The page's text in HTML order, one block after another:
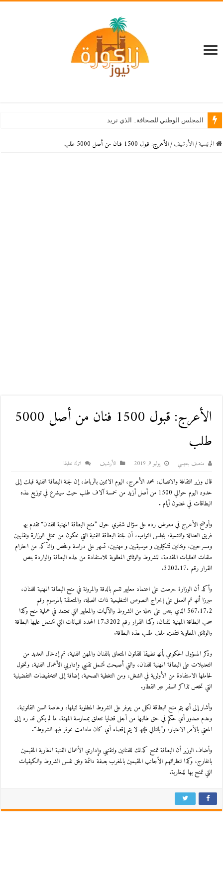
المجلس الوطني للصحافة.. الذي نريد
الرئيسية / اﻷرشيف / الأعرج: قبول 1500 فنان من أصل 5000 طلب
الأعرج: قبول 1500 فنان من أصل 5000
طلب
منصف بنعيسي يوليو 9, 2019 اﻷرشيف اترك تعليقا
قال وزیر الثقافة والاتصال، محمد الأعرج، الیوم الاثنین بالرباط، إن لجنة البطاقة الفنیة قبلت إلى
حدود الیوم حوالي 1500 من أصل أزید من خمسة آلاف طلب حیث سیشرع في توزیع ھذه
البطاقات في غضون أیام .
وأوضح الأعرج في معرض رده على سؤال شفوي حول ”منح البطاقة المھنیة للفنان“ تقدم بھ
فریق العدالة والتنمیة، بمجلس النواب، أن لجنة البطاقة الفنیة التي تتكون من ممثلي الوزارة ونقابیین
ومسرحیین، وفنانین تشكیلیین و موسیقیین و مھنیین، تسھر على دراسة وفحص والتأكد من احترام
ملفات الطلبات المقدمة، للشروط والوثائق المطلوبة للاستفادة من ھذه البطاقة والواردة بنص
القرار رقم .3202.17.
وأكد أن الوزارة حرصت على اعتماد معاییر تتسم بالدقة والمرونة في منح البطاقة المھنیة للفنان،
مبرزا أنھ تم العمل على إخراج النصوص التنظیمیة ذات الصلة، والمتعلقة بالمرسوم رقم
567.17.2 الذي ینص على جملة من الشروط والآلیات والمعاییر التي تعتمد في عملیة منح وكذا
سحب البطاقة المھنیة للفنان، وكذا القرار رقم 17.3202 المحدد للبیانات التي تشتمل علیھا البطاقة
والوثائق المطلوبة لتقدیم ملف طلب ھذه البطاقة.
وذكر المسؤول الحكومي بأنھ تطبیقا للقانون المتعلق بالفنان والمھن الفنیة، تم إدخال العدید من
التعدیلات على البطاقة المھنیة للفنان، والتي أصبحت تشمل تقنیي وإداریي الأعمال الفنیة، وتخول
لحاملھا الاستفادة من الأولویة في الشغل، ومن التغطیة الصحیة، إضافة إلى التخفیضات التفضیلیة
التي تخص تذاكر السفر عبر القطار.
وأشار إلى أنھ یتم منح البطاقة لكل من یتوفر على الشروط المطلوبة لنیلھا، وخاصة السن القانونیة،
وعدم صدور أي حكم في حق طالبھا من أجل قضایا تتعلق بممارسة المھنة، ما لم یكن قد رد إلى
المعني بالأمر الاعتبار، و“بالتالي فإنھ لا یتم إقصاء أي كان مادامت تتوفر فیھ الشروط“.
وأضاف الوزیر أن البطاقة تمنح كذلك للفنانین ولتقنیي وإداري الأعمال الفنیة المغاربة المقیمین
بالخارج، وكذا لنظرائھم الأجانب المقیمین بالمغرب بصفة دائمة وفق نفس الشروط والكیفیات
التي تمنح بھا للمغاربة.